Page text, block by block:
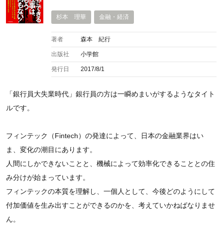
杉本 理華 金融・経済
著者 森本 紀行
出版社 小学館
発行日 2017/8/1
「銀行員大失業時代」銀行員の方は一瞬めまいがするようなタイト
ルです。
フィンテック（Fintech）の発達によって、日本の金融業界はい
ま、変化の潮目にあります。
人間にしかできないことと、機械によって効率化できることとの住
み分けが始まっています。
フィンテックの本質を理解し、一個人として、今後どのようにして
付加価値を生み出すことができるのかを、考えていかねばなりませ
ん。